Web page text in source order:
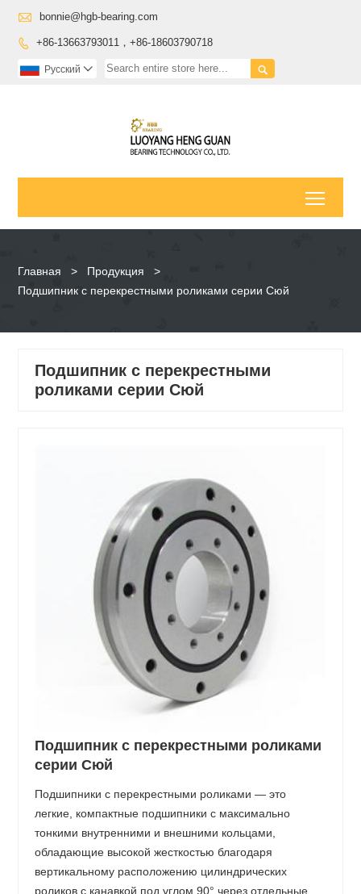
 bonnie@hgb-bearing.com
 +86-13663793011，+86-18603790718

Pусский 
Главная > Продукция
>
Подшипник с перекрестными роликами серии Сюй
Подшипник с перекрестными
роликами серии Сюй
Подшипник с перекрестными роликами
серии Сюй
Подшипники с перекрестными роликами — это
легкие, компактные подшипники с максимально
тонкими внутренними и внешними кольцами,
обладающие высокой жесткостью благодаря
вертикальному расположению цилиндрических
роликов с канавкой под углом 90° через отдельные